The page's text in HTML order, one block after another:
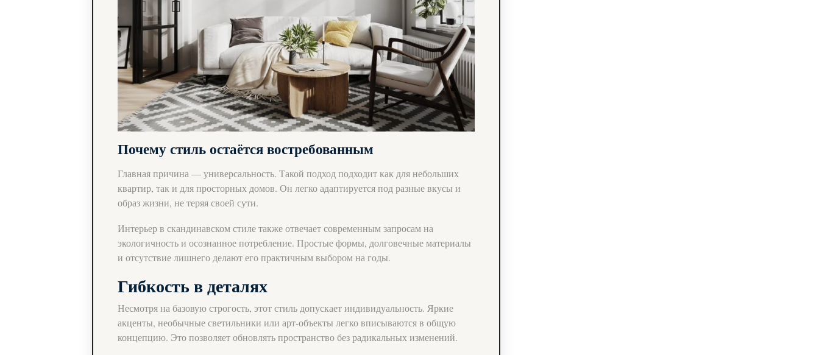
Почему стиль остаётся востребованным
Главная причина — универсальность. Такой подход подходит как для небольших
квартир, так и для просторных домов. Он легко адаптируется под разные вкусы и
образ жизни, не теряя своей сути.
Интерьер в скандинавском стиле также отвечает современным запросам на
экологичность и осознанное потребление. Простые формы, долговечные материалы
и отсутствие лишнего делают его практичным выбором на годы.
Гибкость в деталях
Несмотря на базовую строгость, этот стиль допускает индивидуальность. Яркие
акценты, необычные светильники или арт-объекты легко вписываются в общую
концепцию. Это позволяет обновлять пространство без радикальных изменений.